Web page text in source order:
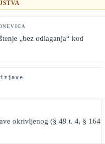
„bez odlaganja“ kod
okrivljenog (§ 49 t. 4, § 164